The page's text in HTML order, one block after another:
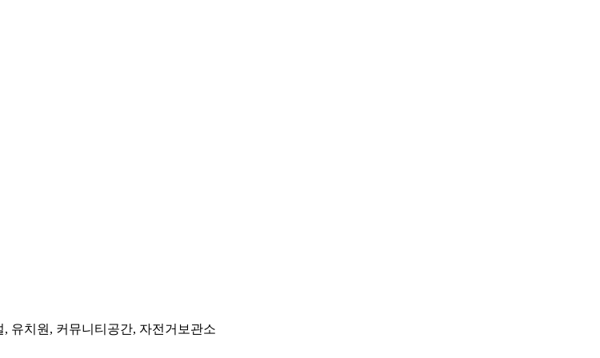
유치원, 커뮤니티공간, 자전거보관소